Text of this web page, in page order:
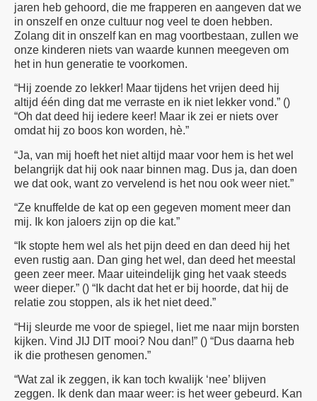
jaren heb gehoord, die me frapperen en aangeven dat we
in onszelf en onze cultuur nog veel te doen hebben.
Zolang dit in onszelf kan en mag voortbestaan, zullen we
onze kinderen niets van waarde kunnen meegeven om
het in hun generatie te voorkomen.
“Hij zoende zo lekker! Maar tijdens het vrijen deed hij
altijd één ding dat me verraste en ik niet lekker vond.” ()
“Oh dat deed hij iedere keer! Maar ik zei er niets over
omdat hij zo boos kon worden, hè.”
“Ja, van mij hoeft het niet altijd maar voor hem is het wel
belangrijk dat hij ook naar binnen mag. Dus ja, dan doen
we dat ook, want zo vervelend is het nou ook weer niet.”
“Ze knuffelde de kat op een gegeven moment meer dan
mij. Ik kon jaloers zijn op die kat.”
“Ik stopte hem wel als het pijn deed en dan deed hij het
even rustig aan. Dan ging het wel, dan deed het meestal
geen zeer meer. Maar uiteindelijk ging het vaak steeds
weer dieper.” () “Ik dacht dat het er bij hoorde, dat hij de
relatie zou stoppen, als ik het niet deed.”
“Hij sleurde me voor de spiegel, liet me naar mijn borsten
kijken. Vind JIJ DIT mooi? Nou dan!” () “Dus daarna heb
ik die prothesen genomen.”
“Wat zal ik zeggen, ik kan toch kwalijk ‘nee’ blijven
zeggen. Ik denk dan maar weer: is het weer gebeurd. Kan